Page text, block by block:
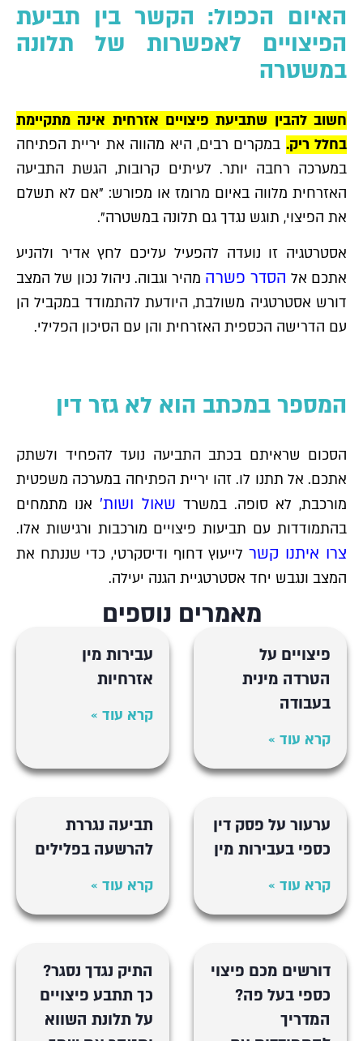
האיום הכפול: הקשר בין תביעת
הפיצויים לאפשרות של תלונה
במשטרה
חשוב להבין שתביעת פיצויים אזרחית אינה מתקיימת
בחלל ריק. במקרים רבים, היא מהווה את יריית הפתיחה
במערכה רחבה יותר. לעיתים קרובות, הגשת התביעה
האזרחית מלווה באיום מרומז או מפורש: "אם לא תשלם
את הפיצוי, תוגש נגדך גם תלונה במשטרה".
אסטרטגיה זו נועדה להפעיל עליכם לחץ אדיר ולהניע
אתכם אל הסדר פשרה מהיר וגבוה. ניהול נכון של המצב
דורש אסטרטגיה משולבת, היודעת להתמודד במקביל הן
עם הדרישה הכספית האזרחית והן עם הסיכון הפלילי.
המספר במכתב הוא לא גזר דין
הסכום שראיתם בכתב התביעה נועד להפחיד ולשתק
אתכם. אל תתנו לו. זהו יריית הפתיחה במערכה משפטית
מורכבת, לא סופה. במשרד שאול ושות' אנו מתמחים
בהתמודדות עם תביעות פיצויים מורכבות ורגישות אלו.
צרו איתנו קשר לייעוץ דחוף ודיסקרטי, כדי שננתח את
המצב ונגבש יחד אסטרטגיית הגנה יעילה.
מאמרים נוספים
פיצויים על
הטרדה מינית
בעבודה
קרא עוד »
עבירות מין
אזרחיות
קרא עוד »
ערעור על פסק דין
כספי בעבירות מין
קרא עוד »
תביעה נגררת
להרשעה בפלילים
קרא עוד »
דורשים מכם פיצוי
כספי בעל פה?
המדריך
התיק נגדך נסגר?
כך תתבע פיצויים
על תלונת השווא